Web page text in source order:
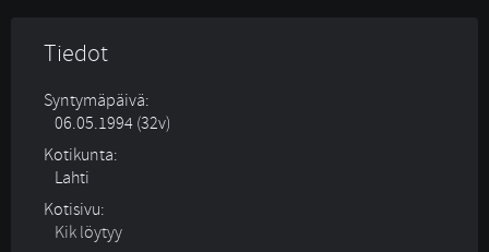
Tiedot
Syntymäpäivä:
06.05.1994 (32v)
Kotikunta:
Lahti
Kotisivu:
Kik löytyy